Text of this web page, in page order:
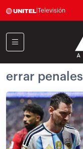
Televisión
errar penales